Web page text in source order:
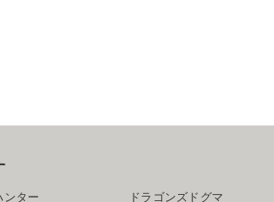
ンター ドラゴンズドグマ